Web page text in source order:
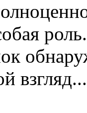
взгляд...